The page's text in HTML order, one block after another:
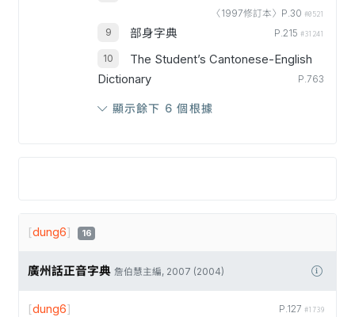
〈1997修訂本〉P.30 #0521
部身字典 P.215 #31241
The Student’s Cantonese-English
Dictionary
P.763
顯示餘下 6 個根據
[dung6] 16
廣州話正音字典 詹伯慧主編, 2007 (2004)
P.127 #1739
[dung6]